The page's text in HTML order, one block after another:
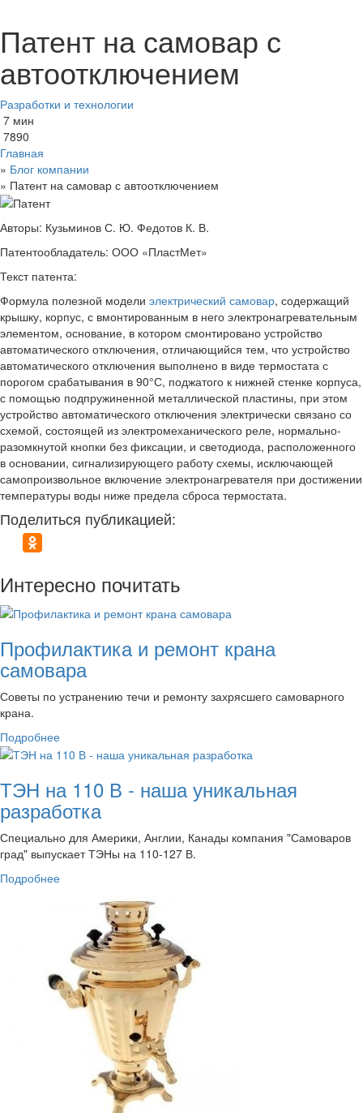
Патент на самовар с
автоотключением
Разработки и технологии
7 мин
7890
Главная
» Блог компании
» Патент на самовар с автоотключением
Авторы: Кузьминов С. Ю. Федотов К. В.
Патентообладатель: ООО «ПластМет»
Текст патента:
Формула полезной модели электрический самовар, содержащий
крышку, корпус, с вмонтированным в него электронагревательным
элементом, основание, в котором смонтировано устройство
автоматического отключения, отличающийся тем, что устройство
автоматического отключения выполнено в виде термостата с
порогом срабатывания в 90°С, поджатого к нижней стенке корпуса,
с помощью подпружиненной металлической пластины, при этом
устройство автоматического отключения электрически связано со
схемой, состоящей из электромеханического реле, нормально-
разомкнутой кнопки без фиксации, и светодиода, расположенного
в основании, сигнализирующего работу схемы, исключающей
самопроизвольное включение электронагревателя при достижении
температуры воды ниже предела сброса термостата.
Поделиться публикацией:
Интересно почитать
Профилактика и ремонт крана
самовара
Советы по устранению течи и ремонту захрясшего самоварного
крана.
Подробнее
ТЭН на 110 В - наша уникальная
разработка
Специально для Америки, Англии, Канады компания "Самоваров
град" выпускает ТЭНы на 110-127 В.
Подробнее